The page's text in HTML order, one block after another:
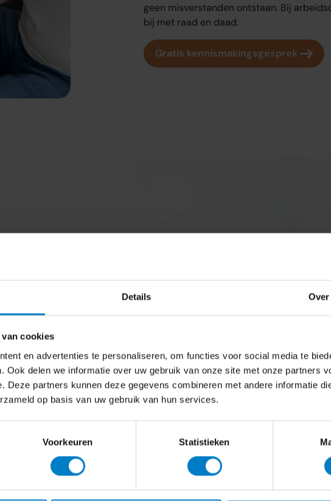
Details Over
van cookies
en advertenties te personaliseren, om functies voor social media te
Ook delen we informatie over uw gebruik van onze site met onze partners
Deze partners kunnen deze gegevens combineren met andere informatie
op basis van uw gebruik van hun services.
Voorkeuren Statistieken
geen misverstanden ontstaan. Bij
bij met raad en daad.
Gratis kennismakingsgesprek
resultaat
Yuki, Exact, Fiscaal Gemak en koppelen je bank,
je administratie waar dat kan waardoor je
Minder handwerk, minder fouten en meer tijd
vertrouwt.
of accountancykantoor >